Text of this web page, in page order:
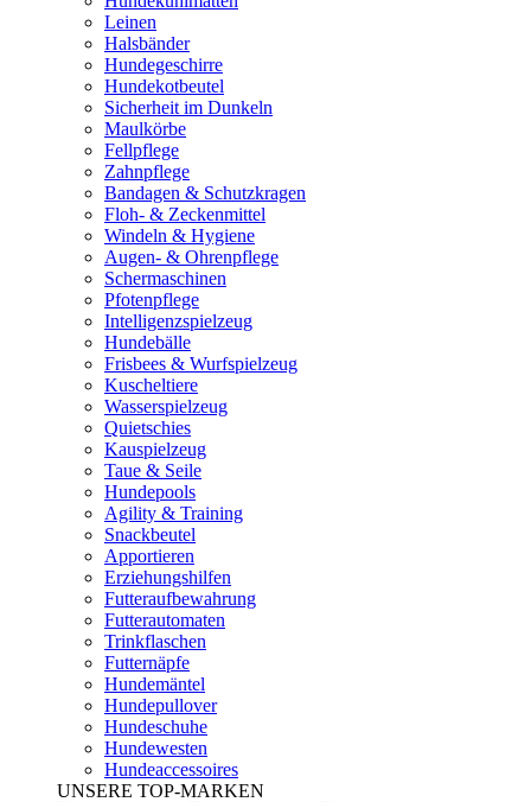
Leinen
Halsbänder
Hundegeschirre
Hundekotbeutel
Sicherheit im Dunkeln
Maulkörbe
Fellpflege
Zahnpflege
Bandagen & Schutzkragen
Floh- & Zeckenmittel
Windeln & Hygiene
Augen- & Ohrenpflege
Schermaschinen
Pfotenpflege
Intelligenzspielzeug
Hundebälle
Frisbees & Wurfspielzeug
Kuscheltiere
Wasserspielzeug
Quietschies
Kauspielzeug
Taue & Seile
Hundepools
Agility & Training
Snackbeutel
Apportieren
Erziehungshilfen
Futteraufbewahrung
Futterautomaten
Trinkflaschen
Futternäpfe
Hundemäntel
Hundepullover
Hundeschuhe
Hundewesten
Hundeaccessoires
UNSERE TOP-MARKEN